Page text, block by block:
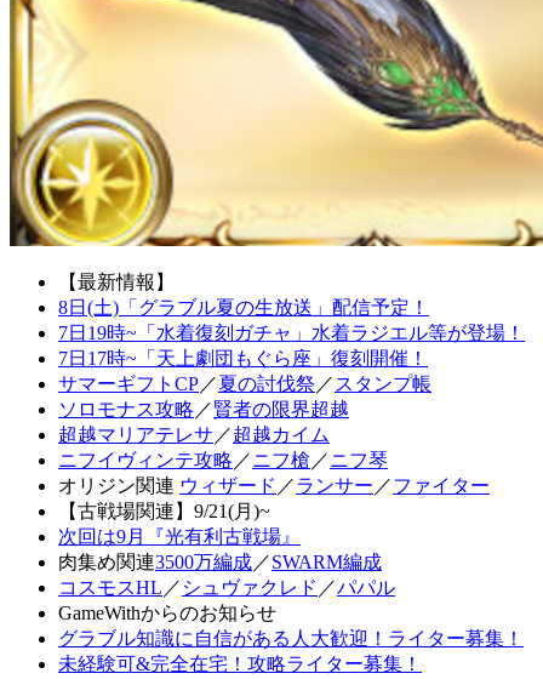
【最新情報】
8日(土)「グラブル夏の生放送」配信予定！
7日19時~「水着復刻ガチャ」水着ラジエル等が登場！
7日17時~「天上劇団もぐら座」復刻開催！
サマーギフトCP／夏の討伐祭 ／ スタンプ帳
ソロモナス攻略 ／賢者の限界超越
超越マリアテレサ ／超越カイム
ニフイヴィンテ攻略 ／ニフ槍 ／ニフ琴
オリジン関連 ウィザード ／ランサー ／ファイター
【古戦場関連】9/21(月)~
次回は9月『光有利古戦場』
肉集め関連3500万編成／SWARM編成
コスモスHL ／ シュヴァクレド ／パパル
GameWithからのお知らせ
グラブル知識に自信がある人大歓迎！ライター募集！
未経験可&完全在宅！攻略ライター募集！